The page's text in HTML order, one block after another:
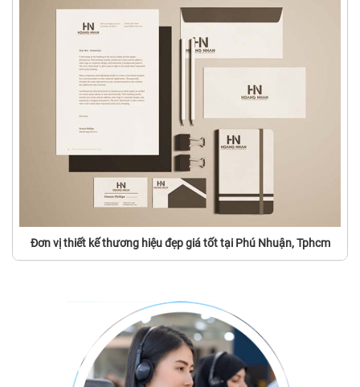
Đơn vị thiết kế thương hiệu đẹp giá tốt tại Phú Nhuận, Tphcm